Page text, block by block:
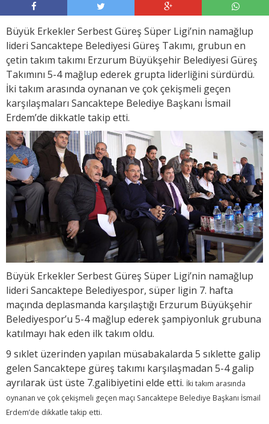
Büyük Erkekler Serbest Güreş Süper Ligi’nin namağlup
lideri Sancaktepe Belediyesi Güreş Takımı, grubun en
çetin takım takımı Erzurum Büyükşehir Belediyesi Güreş
Takımını 5-4 mağlup ederek grupta liderliğini sürdürdü.
İki takım arasında oynanan ve çok çekişmeli geçen
karşılaşmaları Sancaktepe Belediye Başkanı İsmail
Erdem’de dikkatle takip etti.
Büyük Erkekler Serbest Güreş Süper Ligi’nin namağlup
lideri Sancaktepe Belediyespor, süper ligin 7. hafta
maçında deplasmanda karşılaştığı Erzurum Büyükşehir
Belediyespor’u 5-4 mağlup ederek şampiyonluk grubuna
katılmayı hak eden ilk takım oldu.
9 sıklet üzerinden yapılan müsabakalarda 5 sıklette galip
gelen Sancaktepe güreş takımı karşılaşmadan 5-4 galip
ayrılarak üst üste 7.galibiyetini elde etti. İki takım arasında
oynanan ve çok çekişmeli geçen maçı Sancaktepe Belediye Başkanı İsmail
Erdem’de dikkatle takip etti.